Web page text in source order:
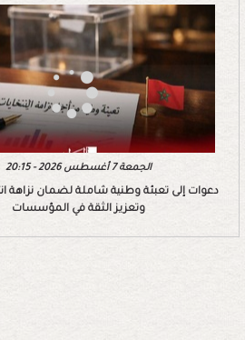
الجمعة 7 أغسطس 2026 - 20:15
وتعزيز الثقة في المؤسسات